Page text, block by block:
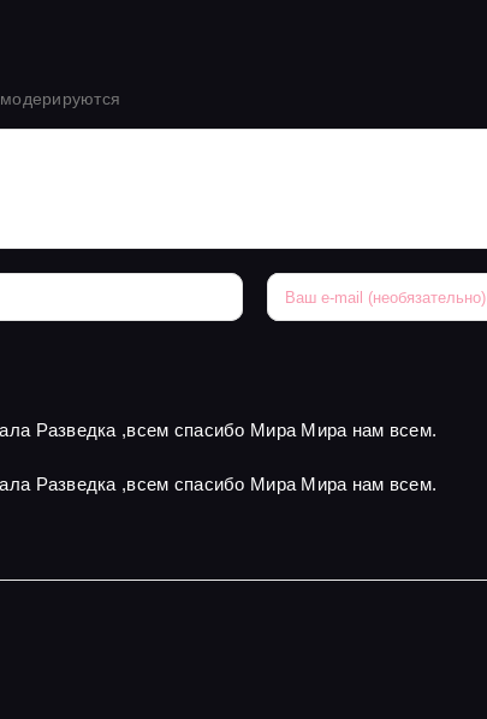
Разведка ,всем спасибо Мира Мира нам всем.
Разведка ,всем спасибо Мира Мира нам всем.